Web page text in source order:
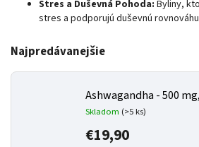
Stres a Duševná Pohoda: Byliny,
stres a podporujú duševnú
Najpredávanejšie
Ashwagandha - 500
Skladom (>5 ks)
€19,90